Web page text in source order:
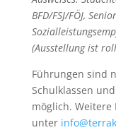
BFD/FSJ/FÖJ,
(Ausstellung ist
Führungen sind
Schulklassen
möglich.
unter